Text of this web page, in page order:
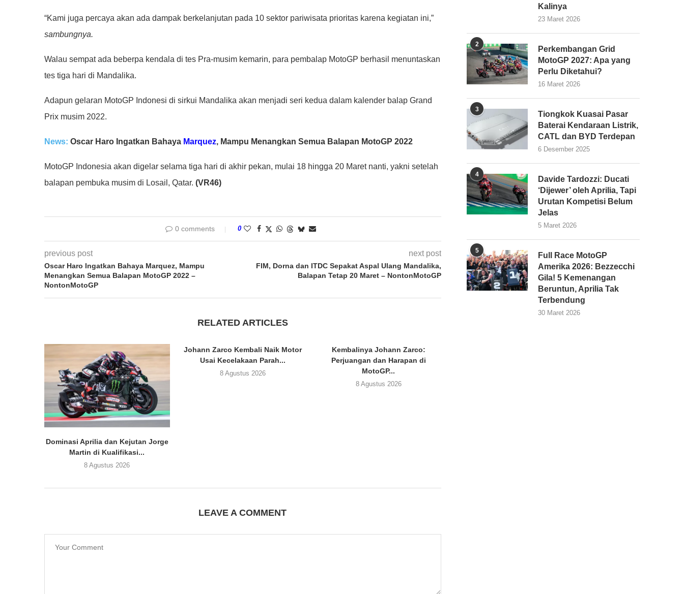
“Kami juga percaya akan ada dampak berkelanjutan pada 10 sektor pariwisata prioritas karena kegiatan ini,”
sambungnya.
Walau sempat ada beberpa kendala di tes Pra-musim kemarin, para pembalap MotoGP berhasil menuntaskan
tes tiga hari di Mandalika.
Adapun gelaran MotoGP Indonesi di sirkui Mandalika akan menjadi seri kedua dalam kalender balap Grand
Prix musim 2022.
News: Oscar Haro Ingatkan Bahaya Marquez, Mampu Menangkan Semua Balapan MotoGP 2022
MotoGP Indonesia akan digelar selama tiga hari di akhir pekan, mulai 18 hingga 20 Maret nanti, yakni setelah
balapan pembuka musim di Losail, Qatar. (VR46)
0 comments 0
previous post
Oscar Haro Ingatkan Bahaya Marquez, Mampu
Menangkan Semua Balapan MotoGP 2022 –
NontonMotoGP
next post
FIM, Dorna dan ITDC Sepakat Aspal Ulang Mandalika,
Balapan Tetap 20 Maret – NontonMotoGP
RELATED ARTICLES
Dominasi Aprilia dan Kejutan Jorge
Martin di Kualifikasi...
8 Agustus 2026
Johann Zarco Kembali Naik Motor
Usai Kecelakaan Parah...
8 Agustus 2026
Kembalinya Johann Zarco:
Perjuangan dan Harapan di
MotoGP...
8 Agustus 2026
LEAVE A COMMENT
Kalinya
23 Maret 2026
2
Perkembangan Grid
MotoGP 2027: Apa yang
Perlu Diketahui?
16 Maret 2026
3
Tiongkok Kuasai Pasar
Baterai Kendaraan Listrik,
CATL dan BYD Terdepan
6 Desember 2025
4
Davide Tardozzi: Ducati
‘Dijewer’ oleh Aprilia, Tapi
Urutan Kompetisi Belum
Jelas
5 Maret 2026
5
Full Race MotoGP
Amerika 2026: Bezzecchi
Gila! 5 Kemenangan
Beruntun, Aprilia Tak
Terbendung
30 Maret 2026